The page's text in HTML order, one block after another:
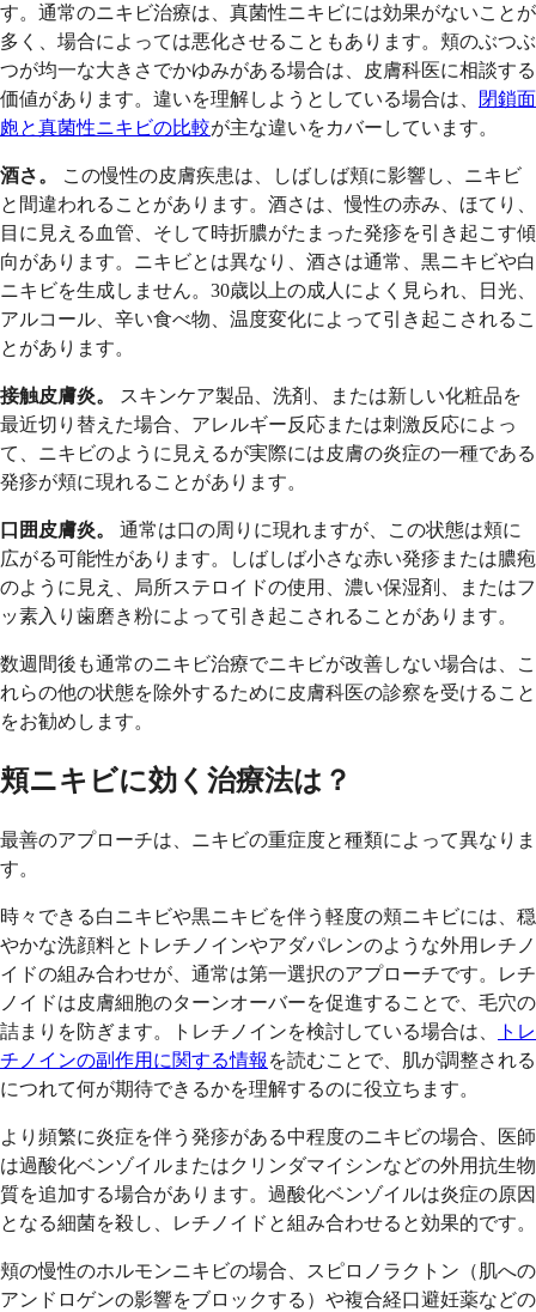
す。通常のニキビ治療は、真菌性ニキビには効果がないことが
多く、場合によっては悪化させることもあります。頬のぶつぶ
つが均一な大きさでかゆみがある場合は、皮膚科医に相談する
価値があります。違いを理解しようとしている場合は、
閉鎖面
皰と真菌性ニキビの比較が主な違いをカバーしています。
酒さ。
この慢性の皮膚疾患は、しばしば頬に影響し、ニキビ
と間違われることがあります。酒さは、慢性の赤み、ほてり、
目に見える血管、そして時折膿がたまった発疹を引き起こす傾
向があります。ニキビとは異なり、酒さは通常、黒ニキビや白
ニキビを生成しません。30歳以上の成人によく見られ、日光、
アルコール、辛い食べ物、温度変化によって引き起こされるこ
とがあります。
接触皮膚炎。
スキンケア製品、洗剤、または新しい化粧品を
最近切り替えた場合、アレルギー反応または刺激反応によっ
て、ニキビのように見えるが実際には皮膚の炎症の一種である
発疹が頬に現れることがあります。
口囲皮膚炎。
通常は口の周りに現れますが、この状態は頬に
広がる可能性があります。しばしば小さな赤い発疹または膿疱
のように見え、局所ステロイドの使用、濃い保湿剤、またはフ
ッ素入り歯磨き粉によって引き起こされることがあります。
数週間後も通常のニキビ治療でニキビが改善しない場合は、こ
れらの他の状態を除外するために皮膚科医の診察を受けること
をお勧めします。
頬ニキビに効く治療法は？
最善のアプローチは、ニキビの重症度と種類によって異なりま
す。
時々できる白ニキビや黒ニキビを伴う軽度の頬ニキビには、穏
やかな洗顔料とトレチノインやアダパレンのような外用レチノ
イドの組み合わせが、通常は第一選択のアプローチです。レチ
ノイドは皮膚細胞のターンオーバーを促進することで、毛穴の
詰まりを防ぎます。トレチノインを検討している場合は、
トレ
チノインの副作用に関する情報 を読むことで、肌が調整される
につれて何が期待できるかを理解するのに役立ちます。
より頻繁に炎症を伴う発疹がある中程度のニキビの場合、医師
は過酸化ベンゾイルまたはクリンダマイシンなどの外用抗生物
質を追加する場合があります。過酸化ベンゾイルは炎症の原因
となる細菌を殺し、レチノイドと組み合わせると効果的です。
頬の慢性のホルモンニキビの場合、スピロノラクトン（肌への
アンドロゲンの影響をブロックする）や複合経口避妊薬などの